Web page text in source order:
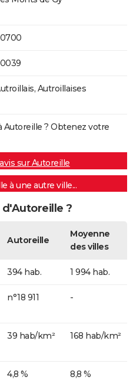
Autroillaises
Autoreille ? Obtenez votre
sur Autoreille
à une autre ville...
?
Autoreille
Moyenne
des villes
394 hab. 1 994 hab.
n°18 911 -
39 hab/km² 168 hab/km²
4,8 % 8,8 %